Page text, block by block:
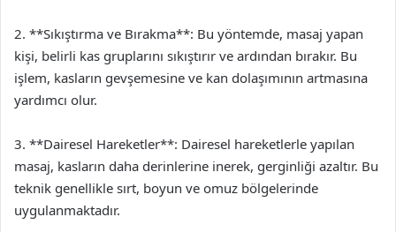
2. **Sıkıştırma ve Bırakma**: Bu yöntemde, masaj yapan
kişi, belirli kas gruplarını sıkıştırır ve ardından bırakır. Bu
işlem, kasların gevşemesine ve kan dolaşımının artmasına
yardımcı olur.
3. **Dairesel Hareketler**: Dairesel hareketlerle yapılan
masaj, kasların daha derinlerine inerek, gerginliği azaltır. Bu
teknik genellikle sırt, boyun ve omuz bölgelerinde
uygulanmaktadır.